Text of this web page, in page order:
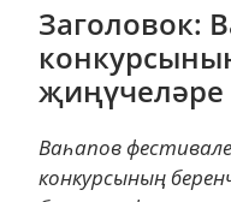
Заголовок:
җиңүчеләре
Ваһапов
конкурсының